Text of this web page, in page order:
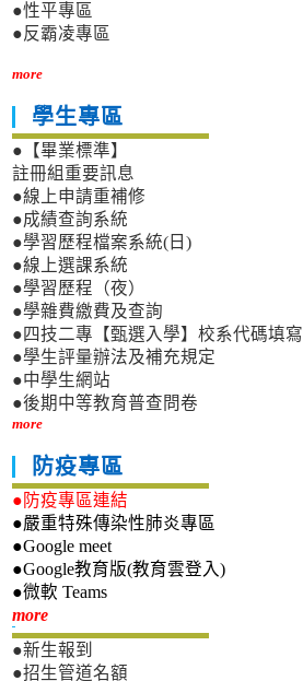
●性平專區
●反霸凌專區
more
學生專區
●【畢業標準】
註冊組重要訊息
●線上申請重補修
●成績查詢系統
●學習歷程檔案系統(日)
●線上選課系統
●學習歷程（夜）
●學雜費繳費及查詢
●四技二專【甄選入學】校系代碼填寫
●學生評量辦法及補充規定
●中學生網站
●後期中等教育普查問卷
more
防疫專區
●防疫專區連結
●嚴重特殊傳染性肺炎專區
●Google meet
●Google教育版(教育雲登入)
●微軟 Teams
more新生專區
●新生報到
●招生管道名額